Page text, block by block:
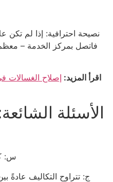
نصيحة احترافية: إذا لم تكن
فاتصل بمركز الخدمة – معظم
اقرأ المزيد: إصلاح الغسالات
الأسئلة
س: